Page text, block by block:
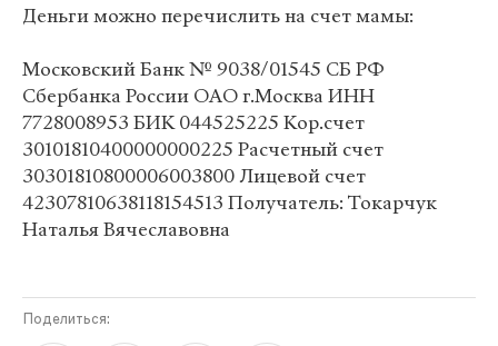
Деньги можно перечислить на счет мамы:
Московский Банк № 9038/01545 СБ РФ
Сбербанка России ОАО г.Москва ИНН
7728008953 БИК 044525225 Кор.счет
30101810400000000225 Расчетный счет
30301810800006003800 Лицевой счет
42307810638118154513 Получатель: Токарчук
Наталья Вячеславовна
Поделиться: